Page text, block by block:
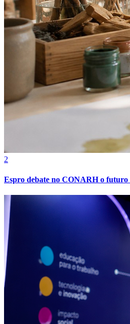
Fluminense
2
Espro debate no CONARH o futuro